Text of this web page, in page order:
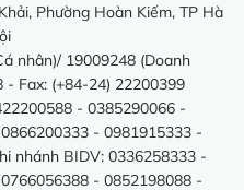
Phường Hoàn Kiếm, TP Hà
nhân)/ 19009248 (Doanh
- Fax: (+84-24) 22200399
- 0385290066 -
- 0981915333 -
nhánh BIDV: 0336258333 -
- 0852198088 -